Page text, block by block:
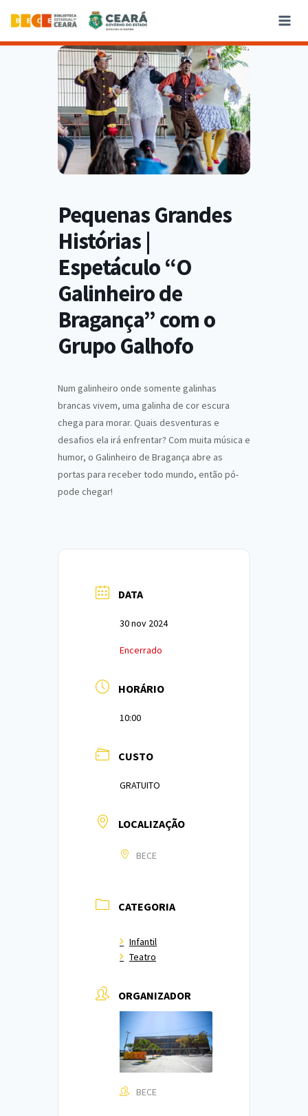
Pequenas Grandes
Histórias |
Espetáculo “O
Galinheiro de
Bragança” com o
Grupo Galhofo
Num galinheiro onde somente galinhas
brancas vivem, uma galinha de cor escura
chega para morar. Quais desventuras e
desafios ela irá enfrentar? Com muita música e
humor, o Galinheiro de Bragança abre as
portas para receber todo mundo, então pó-
pode chegar!
DATA
30 nov 2024
Encerrado
HORÁRIO
10:00
CUSTO
GRATUITO
LOCALIZAÇÃO
BECE
CATEGORIA
Infantil
Teatro
ORGANIZADOR
BECE